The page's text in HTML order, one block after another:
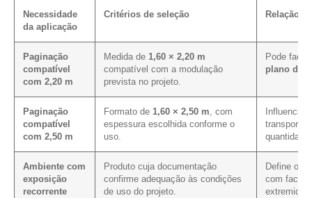
Necessidade
da aplicação
Critérios de seleção Relação
Paginação
compatível
com 2,20 m
Medida de 1,60 × 2,20 m
compatível com a modulação
prevista no projeto.
Pode
plano de
Paginação
compatível
com 2,50 m
Formato de 1,60 × 2,50 m , com
espessura escolhida conforme o
uso.
Influencia
transporte,
Ambiente com
exposição
recorrente
Produto cuja documentação
confirme adequação às condições
de uso do projeto.
Define os
com